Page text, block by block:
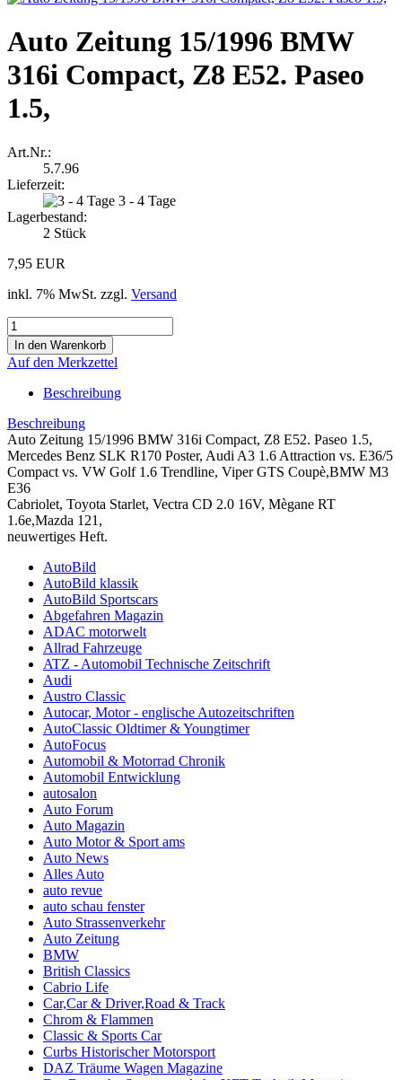
Auto Zeitung 15/1996 BMW
316i Compact, Z8 E52. Paseo
1.5,
Art.Nr.:
5.7.96
Lieferzeit:
3 - 4 Tage
Lagerbestand:
2 Stück
7,95 EUR
inkl. 7% MwSt. zzgl. Versand
Auf den Merkzettel
Beschreibung
Beschreibung
Auto Zeitung 15/1996 BMW 316i Compact, Z8 E52. Paseo 1.5,
Mercedes Benz SLK R170 Poster, Audi A3 1.6 Attraction vs. E36/5
Compact vs. VW Golf 1.6 Trendline, Viper GTS Coupè,BMW M3
E36
Cabriolet, Toyota Starlet, Vectra CD 2.0 16V, Mègane RT
1.6e,Mazda 121,
neuwertiges Heft.
AutoBild
AutoBild klassik
AutoBild Sportscars
Abgefahren Magazin
ADAC motorwelt
Allrad Fahrzeuge
ATZ - Automobil Technische Zeitschrift
Audi
Austro Classic
Autocar, Motor - englische Autozeitschriften
AutoClassic Oldtimer & Youngtimer
AutoFocus
Automobil & Motorrad Chronik
Automobil Entwicklung
autosalon
Auto Forum
Auto Magazin
Auto Motor & Sport ams
Auto News
Alles Auto
auto revue
auto schau fenster
Auto Strassenverkehr
Auto Zeitung
BMW
British Classics
Cabrio Life
Car,Car & Driver,Road & Track
Chrom & Flammen
Classic & Sports Car
Curbs Historischer Motorsport
DAZ Träume Wagen Magazine